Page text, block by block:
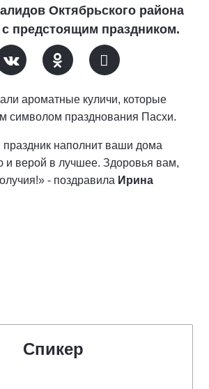
Октябрьского района
предстоящим праздником.
ароматные куличи, которые
символом празднования Пасхи.
наполнит ваши дома
и верой в лучшее. Здоровья вам,
- поздравила Ирина
Спикер